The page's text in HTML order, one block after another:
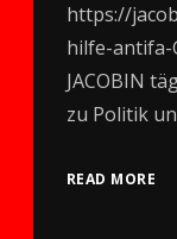
https://
hilfe-antifa-
JACOBIN
zu Politik
READ MORE